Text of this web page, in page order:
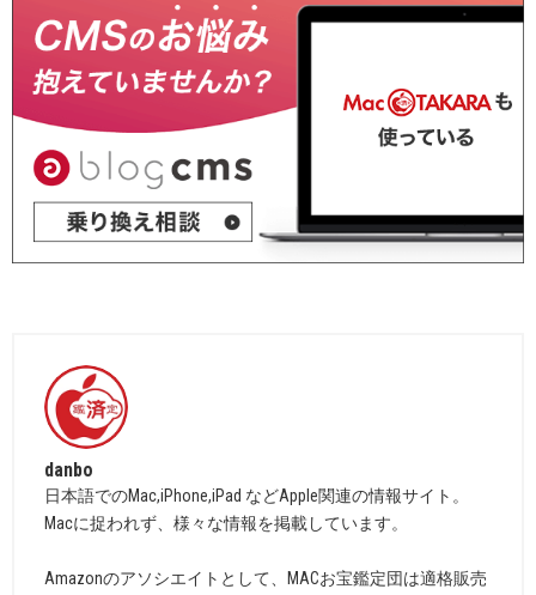
danbo
日本語でのMac,iPhone,iPad などApple関連の情報サイト。
Macに捉われず、様々な情報を掲載しています。
Amazonのアソシエイトとして、MACお宝鑑定団は適格販売